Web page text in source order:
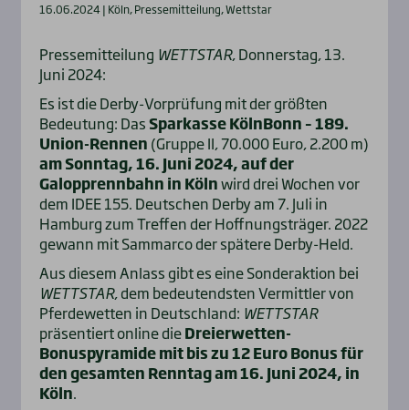
16.06.2024 | Köln, Pressemitteilung, Wettstar
Pressemitteilung WETTSTAR, Donnerstag, 13.
Juni 2024:
Es ist die Derby-Vorprüfung mit der größten
Bedeutung: DasSparkasse KölnBonn – 189.
Union-Rennen (Gruppe II, 70.000 Euro, 2.200 m)
am Sonntag, 16. Juni 2024, auf der
Galopprennbahn in Kölnwird drei Wochen vor
dem IDEE 155. Deutschen Derby am 7. Juli in
Hamburg zum Treffen der Hoffnungsträger. 2022
gewann mit Sammarco der spätere Derby-Held.
Aus diesem Anlass gibt es eine Sonderaktion bei
WETTSTAR, dem bedeutendsten Vermittler von
Pferdewetten in Deutschland: WETTSTAR
präsentiert online dieDreierwetten-
Bonuspyramide mit bis zu 12 Euro Bonus für
den gesamten Renntag am 16. Juni 2024, in
Köln.